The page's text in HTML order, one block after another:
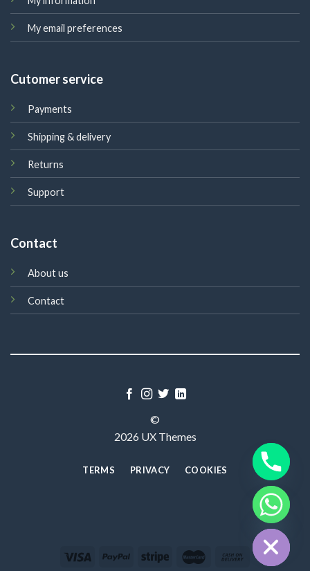
My email preferences
Cutomer service
Payments
Shipping & delivery
Returns
Support
Contact
About us
Contact
©
2026 UX Themes
TERMS PRIVACY COOKIES
HIDE
CHATY